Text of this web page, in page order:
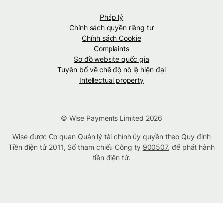
Pháp lý
Chính sách quyền riêng tư
Chính sách Cookie
Complaints
Sơ đồ website quốc gia
Tuyên bố về chế độ nô lệ hiện đại
Intellectual property
© Wise Payments Limited 2026
Wise được Cơ quan Quản lý tài chính ủy quyền theo Quy định
Tiền điện tử 2011, Số tham chiếu Công ty 900507, để phát hành
tiền điện tử.